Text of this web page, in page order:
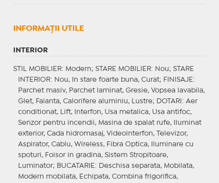
INFORMAŢII UTILE
INTERIOR
STIL MOBILIER: Modern; STARE MOBILIER: Nou; STARE
INTERIOR: Nou, In stare foarte buna, Curat; FINISAJE :
Parchet masiv, Parchet laminat, Gresie, Vopsea lavabila,
Glet, Faianta, Calorifere aluminiu, Lustre;
DOTARI : Aer
conditionat, Lift, Interfon, Usa metalica, Usa antifoc,
Senzor pentru incendii, Masina de spalat rufe, Iluminat
exterior, Cada hidromasaj, Videointerfon, Televizor,
Aspirator, Cablu, Wireless, Fibra Optica, Iluminare cu
spoturi, Foisor in gradina, Sistem Stropitoare,
Luminator; BUCATARIE : Deschisa separata, Mobilata,
Modern mobilata, Echipata, Combina frigorifica,